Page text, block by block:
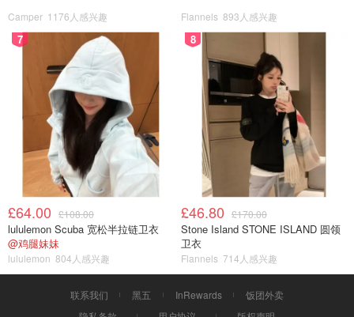
Camper 1176人感兴趣 Flannels 893人感兴趣
7
£64.00 £108.00
lululemon Scuba 宽松半拉链卫衣
@鸡腿妹妹
lululemon 804人感兴趣
8
£46.80 £170.00
Stone Island STONE ISLAND 圆领
卫衣
Flannels 714人感兴趣
联系我们 黑五 InRewards
饭团外卖